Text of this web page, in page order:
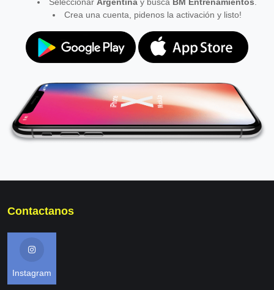
Crea una cuenta, pidenos la activación y listo!
Contactanos
Instagram